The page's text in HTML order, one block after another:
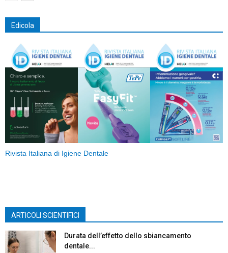
Edicola
Rivista Italiana di Igiene Dentale
ARTICOLI SCIENTIFICI
Durata dell’effetto dello sbiancamento
dentale...